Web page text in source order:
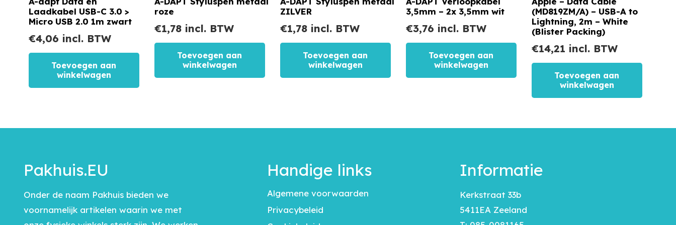
Laadkabel USB-C 3.0 >
Micro USB 2.0 1m zwart
€4,06 incl. BTW
Toevoegen aan
winkelwagen
roze
€1,78 incl. BTW
Toevoegen aan
winkelwagen
ZILVER
€1,78 incl. BTW
Toevoegen aan
winkelwagen
3,5mm – 2x 3,5mm wit
€3,76 incl. BTW
Toevoegen aan
winkelwagen
(MD819ZM/A) – USB-A to
Lightning, 2m – White
(Blister Packing)
€14,21 incl. BTW
Toevoegen aan
winkelwagen
Pakhuis.EU
Onder de naam Pakhuis bieden we
voornamelijk artikelen waarin we met
Handige links
Algemene voorwaarden
Privacybeleid
Informatie
Kerkstraat 33b
5411EA Zeeland